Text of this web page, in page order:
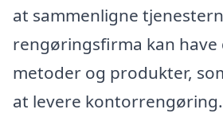
at sammenligne
rengøringsfirma kan have
metoder og produkter,
at levere